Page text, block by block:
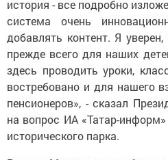
история - все подробно
система очень
добавлять контент. Я
прежде всего для наших
здесь проводить уроки,
востребовано и для нашего
пенсионеров», - сказал
на вопрос ИА «Татар-
исторического парка.